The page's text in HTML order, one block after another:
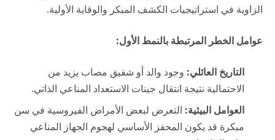
الزاوية في استراتيجيات الكشف المبكر والوقاية الأولية.
عوامل الخطر المرتبطة بالنمط الأول:
التاريخ العائلي: وجود والد أو شقيق مصاب يزيد من
الاحتمالية نتيجة انتقال جينات الاستعداد المناعي الذاتي.
العوامل البيئية: التعرض لبعض الأمراض الفيروسية في سن
مبكرة قد يكون المحفز الأساسي لهجوم الجهاز المناعي